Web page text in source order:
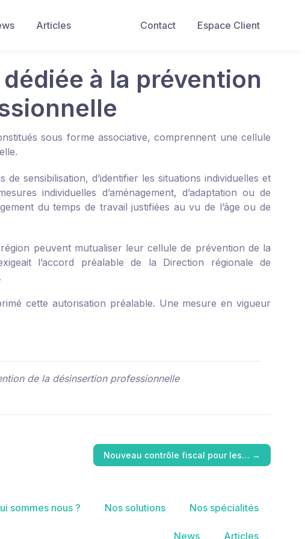
Contact
Espace Client
Articles
à la prévention
sous forme associative, comprennent une cellule
sensibilisation, d’identifier les situations individuelles et
individuelles d’aménagement, d’adaptation ou de
du temps de travail justifiées au vu de l’âge ou de
peuvent mutualiser leur cellule de prévention de la
l’accord préalable de la Direction régionale de
cette autorisation préalable. Une mesure en vigueur
de la désinsertion professionnelle
Nouveau contrôle fiscal pour les… →
sommes nous ? Nos solutions Nos spécialités
News Articles